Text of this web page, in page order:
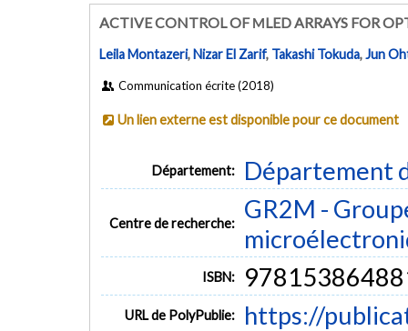
ACTIVE CONTROL OF ΜLED ARRAYS FOR
Leila Montazeri,Nizar El Zarif, Takashi Tokuda,Jun
Communication écrite (2018)
Un lien externe est disponible pour ce document
Département: Département
Centre de recherche:
GR2M -
ISBN:
URL de PolyPublie: https://